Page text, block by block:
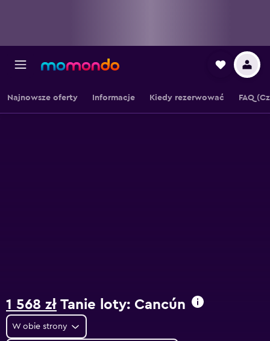
Najnowsze oferty Informacje Kiedy rezerwować FAQ
1 568 zł Tanie loty: Cancún
W obie strony